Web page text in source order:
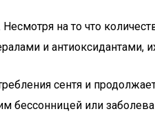
на то что
и
сентя и
или